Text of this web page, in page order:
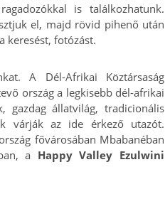
is találkozhatunk.
el, majd rövid pihenő után
keresést, fotózást.
A Dél-Afrikai Köztársaság
ország a legkisebb dél-afrikai
gazdag állatvilág, tradicionális
várják az ide érkező utazót.
fővárosában Mbabanéban
a Happy Valley Ezulwini